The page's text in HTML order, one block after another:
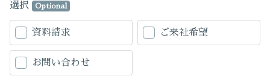
選択 Optional
資料請求 ご来社希望
お問い合わせ